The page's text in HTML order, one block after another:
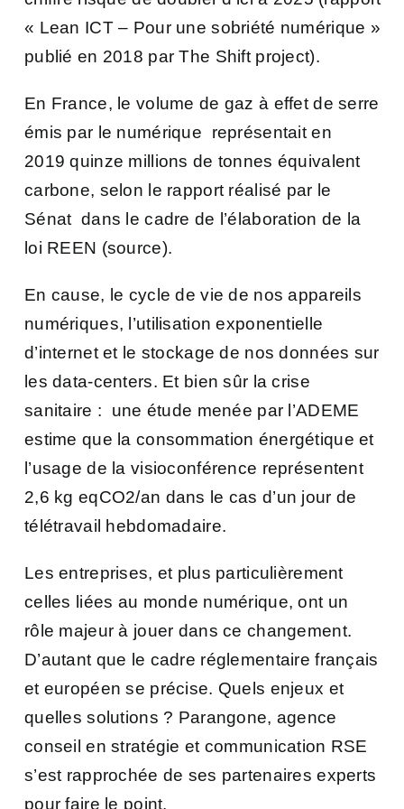
« Lean ICT – Pour une sobriété numérique »
publié en 2018 par The Shift project).
En France, le volume de gaz à effet de serre
émis par le numérique représentait en
2019 quinze millions de tonnes équivalent
carbone, selon le rapport réalisé par le
Sénat dans le cadre de l’élaboration de la
loi REEN (source).
En cause, le cycle de vie de nos appareils
numériques, l’utilisation exponentielle
d’internet et le stockage de nos données sur
les data-centers. Et bien sûr la crise
sanitaire : une étude menée par l’ADEME
estime que la consommation énergétique et
l’usage de la visioconférence représentent
2,6 kg eqCO2/an dans le cas d’un jour de
télétravail hebdomadaire.
Les entreprises, et plus particulièrement
celles liées au monde numérique, ont un
rôle majeur à jouer dans ce changement.
D’autant que le cadre réglementaire français
et européen se précise. Quels enjeux et
quelles solutions ? Parangone, agence
conseil en stratégie et communication RSE
s’est rapprochée de ses partenaires experts
pour faire le point.